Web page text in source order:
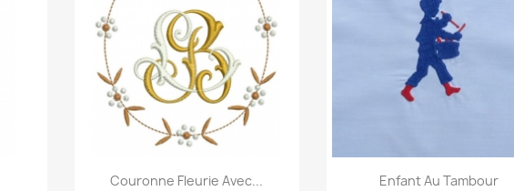
Aperçu rapide
Couronne Fleurie Avec... Aperçu rapide
Enfant Au Tambour